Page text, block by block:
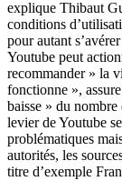
explique Thibaut
conditions
pour autant
Youtube peut
recommander » la
fonctionne »,
baisse » du nombre
levier de Youtube
problématiques
autorités, les
titre d’exemple